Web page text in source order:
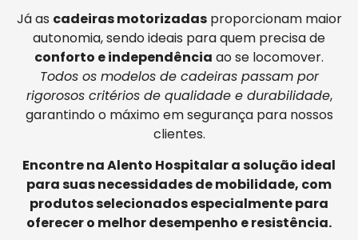
Já as cadeiras motorizadasproporcionam maior
autonomia, sendo ideais para quem precisa de
conforto e independência ao se locomover.
Todos os modelos de cadeiras passam por
rigorosos critérios de qualidade e durabilidade,
garantindo o máximo em segurança para nossos
clientes.
Encontre na Alento Hospitalar a solução ideal
para suas necessidades de mobilidade, com
produtos selecionados especialmente para
oferecer o melhor desempenho e resistência.